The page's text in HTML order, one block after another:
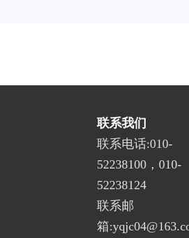
联系我们
联系电话:010-
52238100，010-
52238124
联系邮
箱